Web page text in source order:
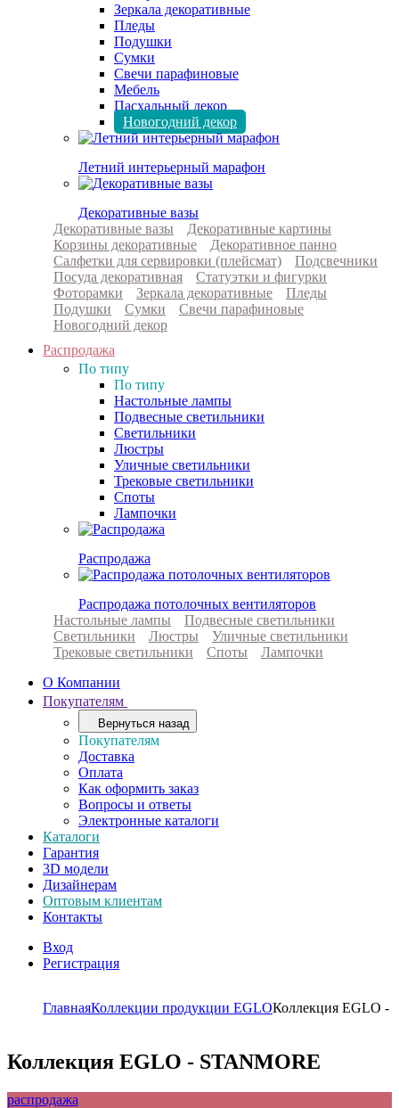
Зеркала декоративные
Пледы
Подушки
Сумки
Свечи парафиновые
Мебель
Пасхальный декор
Новогодний декор
Летний интерьерный марафон
Декоративные вазы
Декоративные вазы
Декоративные картины
Корзины декоративные
Декоративное панно
Салфетки для сервировки (плейсмат)
Подсвечники
Посуда декоративная
Статуэтки и фигурки
Фоторамки
Зеркала декоративные
Пледы
Подушки
Сумки
Свечи парафиновые
Новогодний декор
Распродажа
По типу
По типу
Настольные лампы
Подвесные светильники
Светильники
Люстры
Уличные светильники
Трековые светильники
Споты
Лампочки
Распродажа
Распродажа потолочных вентиляторов
Настольные лампы
Подвесные светильники
Светильники
Люстры
Уличные светильники
Трековые светильники
Споты
Лампочки
О Компании
Покупателям
Вернуться назад
Покупателям
Доставка
Оплата
Как оформить заказ
Вопросы и ответы
Электронные каталоги
Каталоги
Гарантия
3D модели
Дизайнерам
Оптовым клиентам
Контакты
Вход
Регистрация
ГлавнаяКоллекции продукции EGLOКоллекция EGLO -
Коллекция EGLO - STANMORE
распродажа